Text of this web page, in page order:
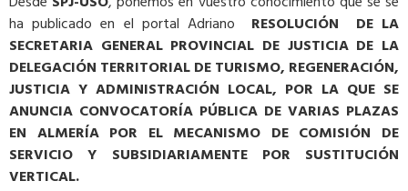
ha publicado en el portal Adriano
RESOLUCIÓN DE LA
SECRETARIA GENERAL PROVINCIAL DE JUSTICIA DE LA
DELEGACIÓN TERRITORIAL DE TURISMO, REGENERACIÓN,
JUSTICIA Y ADMINISTRACIÓN LOCAL, POR LA QUE SE
ANUNCIA CONVOCATORÍA PÚBLICA DE VARIAS PLAZAS
EN ALMERÍA POR EL MECANISMO DE COMISIÓN DE
SERVICIO Y SUBSIDIARIAMENTE POR SUSTITUCIÓN
VERTICAL.